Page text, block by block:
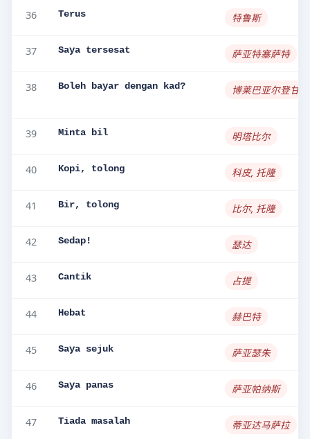
36 Terus 特鲁斯
37 Saya tersesat 萨亚特塞萨特
38 Boleh bayar dengan kad? 博莱巴亚尔登甘
39 Minta bil 明塔比尔
40 Kopi, tolong 科皮, 托隆
41 Bir, tolong 比尔, 托隆
42 Sedap! 瑟达
43 Cantik 占提
44 Hebat 赫巴特
45 Saya sejuk 萨亚瑟朱
46 Saya panas 萨亚帕纳斯
47 Tiada masalah 蒂亚达马萨拉